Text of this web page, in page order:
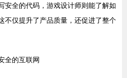
安全的代码，游戏设计师则能了解如
不仅提升了产品质量，还促进了整个
全的互联网